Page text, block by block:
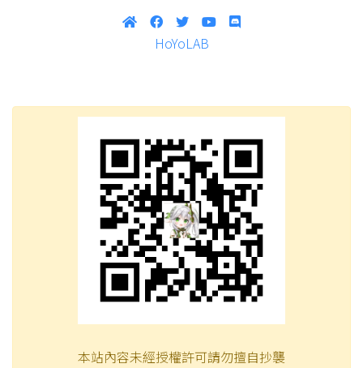
HoYoLAB
本站內容未經授權許可請勿擅自抄襲